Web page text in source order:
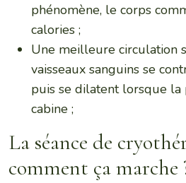
phénomène, le corps
calories ;
Une meilleure circulation
vaisseaux sanguins se
puis se dilatent lorsque la
cabine ;
La séance de
comment ça marche